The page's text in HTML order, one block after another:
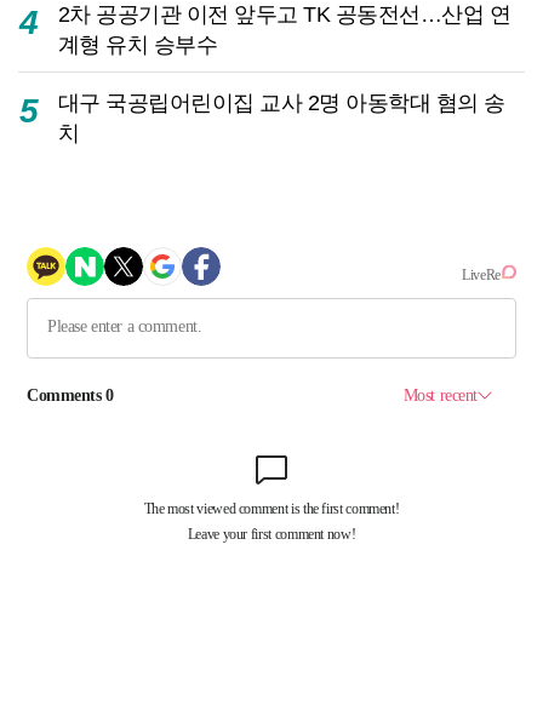
4
2차 공공기관 이전 앞두고 TK 공동전선…산업 연
계형 유치 승부수
5
대구 국공립어린이집 교사 2명 아동학대 혐의 송
치